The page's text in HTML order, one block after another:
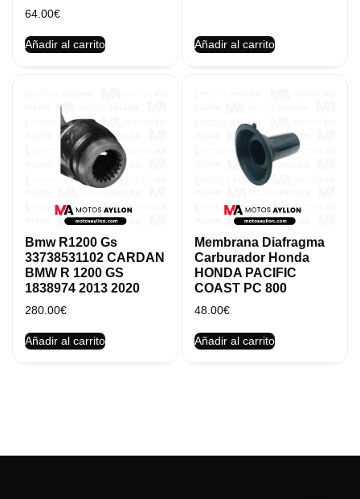
64.00€
Añadir al carrito Añadir al carrito
Bmw R1200 Gs
33738531102 CARDAN
BMW R 1200 GS
1838974 2013 2020
280.00€
Añadir al carrito
Membrana Diafragma
Carburador Honda
HONDA PACIFIC
COAST PC 800
48.00€
Añadir al carrito